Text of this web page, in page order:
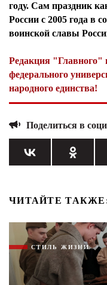
году. Сам праздник
России с 2005 года в
воинской славы
Редакция
федерального
народного единства!
Поделиться в
ЧИТАЙТЕ
СТИЛЬ ЖИЗНИ